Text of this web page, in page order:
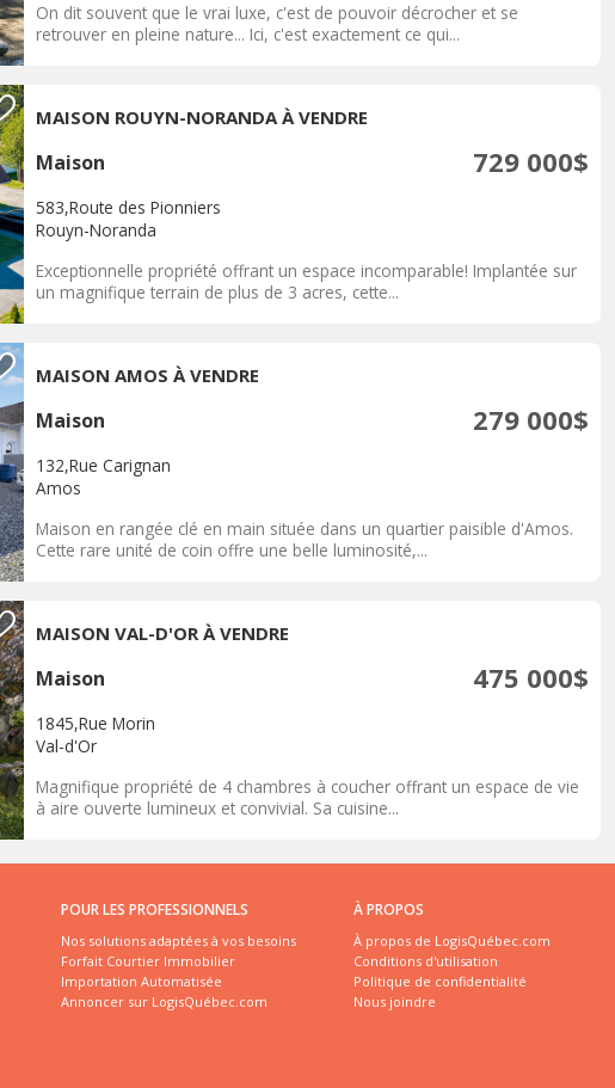
On dit souvent que le vrai luxe, c'est de pouvoir décrocher et se
retrouver en pleine nature... Ici, c'est exactement ce qui...
MAISON ROUYN-NORANDA À VENDRE
Maison 729 000$
583,Route des Pionniers
Rouyn-Noranda
Exceptionnelle propriété offrant un espace incomparable! Implantée sur
un magnifique terrain de plus de 3 acres, cette...
MAISON AMOS À VENDRE
Maison 279 000$
132,Rue Carignan
Amos
Maison en rangée clé en main située dans un quartier paisible d'Amos.
Cette rare unité de coin offre une belle luminosité,...
MAISON VAL-D'OR À VENDRE
Maison 475 000$
1845,Rue Morin
Val-d'Or
Magnifique propriété de 4 chambres à coucher offrant un espace de vie
à aire ouverte lumineux et convivial. Sa cuisine...
POUR LES PROFESSIONNELS
Nos solutions adaptées à vos besoins
Forfait Courtier Immobilier
Importation Automatisée
Annoncer sur LogisQuébec.com
À PROPOS
À propos de LogisQuébec.com
Conditions d'utilisation
Politique de confidentialité
Nous joindre